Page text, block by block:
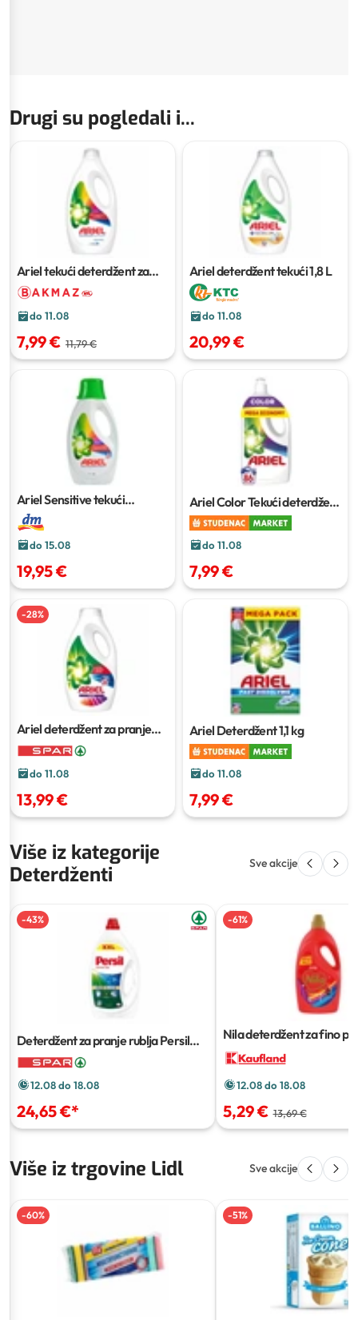
Drugi su pogledali i...
Ariel tekući deterdžent za
pranje rublja
do 11.08
7,99 € 11,79 €
Ariel deterdžent tekući1,8 L
do 11.08
20,99 €
Ariel Sensitive tekući
deterdžent
do 15.08
19,95 €
Ariel Color Tekući deterdžent
1,125 l
do 11.08
7,99 €
-28%
Ariel deterdžent za pranje
rublja2,2 kg praškasti; 1,8 L
tekući; 26/1 ili 30/2 kapsule
do 11.08
13,99 €
Ariel Deterdžent1,1 kg
do 11.08
7,99 €
Više iz kategorije
Deterdženti
Sve akcije
-43%
Deterdžent za pranje rublja Persil
2,97 L
12.08 do 18.08
24,65 €*
-61%
Nila deterdžent za fino
12.08 do 18.08
5,29 € 13,69 €
Više iz trgovine Lidl Sve akcije
-60% -51%